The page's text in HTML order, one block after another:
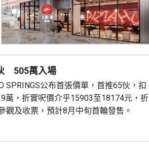
505萬入場
SPRINGS公布首張價單，首推65伙，扣
萬，折實呎價介乎15903至18174元，折
及收票，預計8月中旬首輪發售。